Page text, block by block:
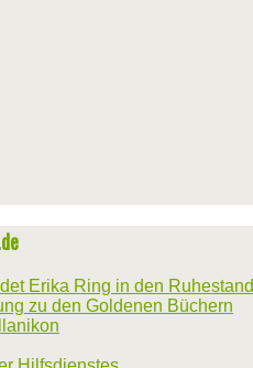
Erika Ring in den Ruhestand
zu den Goldenen Büchern